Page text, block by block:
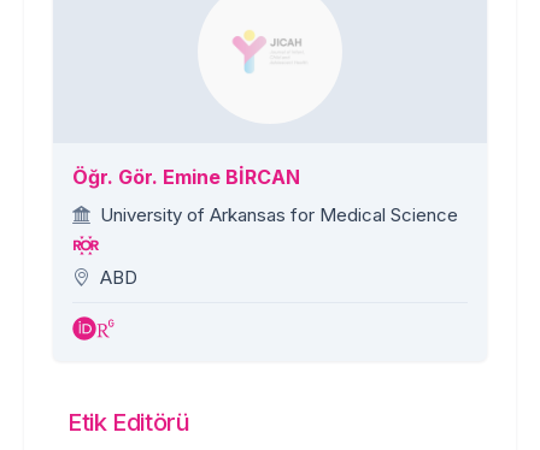
Öğr. Gör. Emine BİRCAN
University of Arkansas for Medical Science
ABD
Etik Editörü